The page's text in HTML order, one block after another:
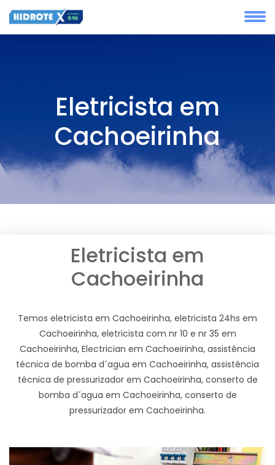
Eletricista em
Cachoeirinha
Eletricista em
Cachoeirinha
Temos eletricista em Cachoeirinha, eletricista 24hs em
Cachoeirinha, eletricista com nr 10 e nr 35 em
Cachoeirinha, Electrician em Cachoeirinha, assistência
técnica de bomba d´agua em Cachoeirinha, assistência
técnica de pressurizador em Cachoeirinha, conserto de
bomba d´agua em Cachoeirinha, conserto de
pressurizador em Cachoeirinha.